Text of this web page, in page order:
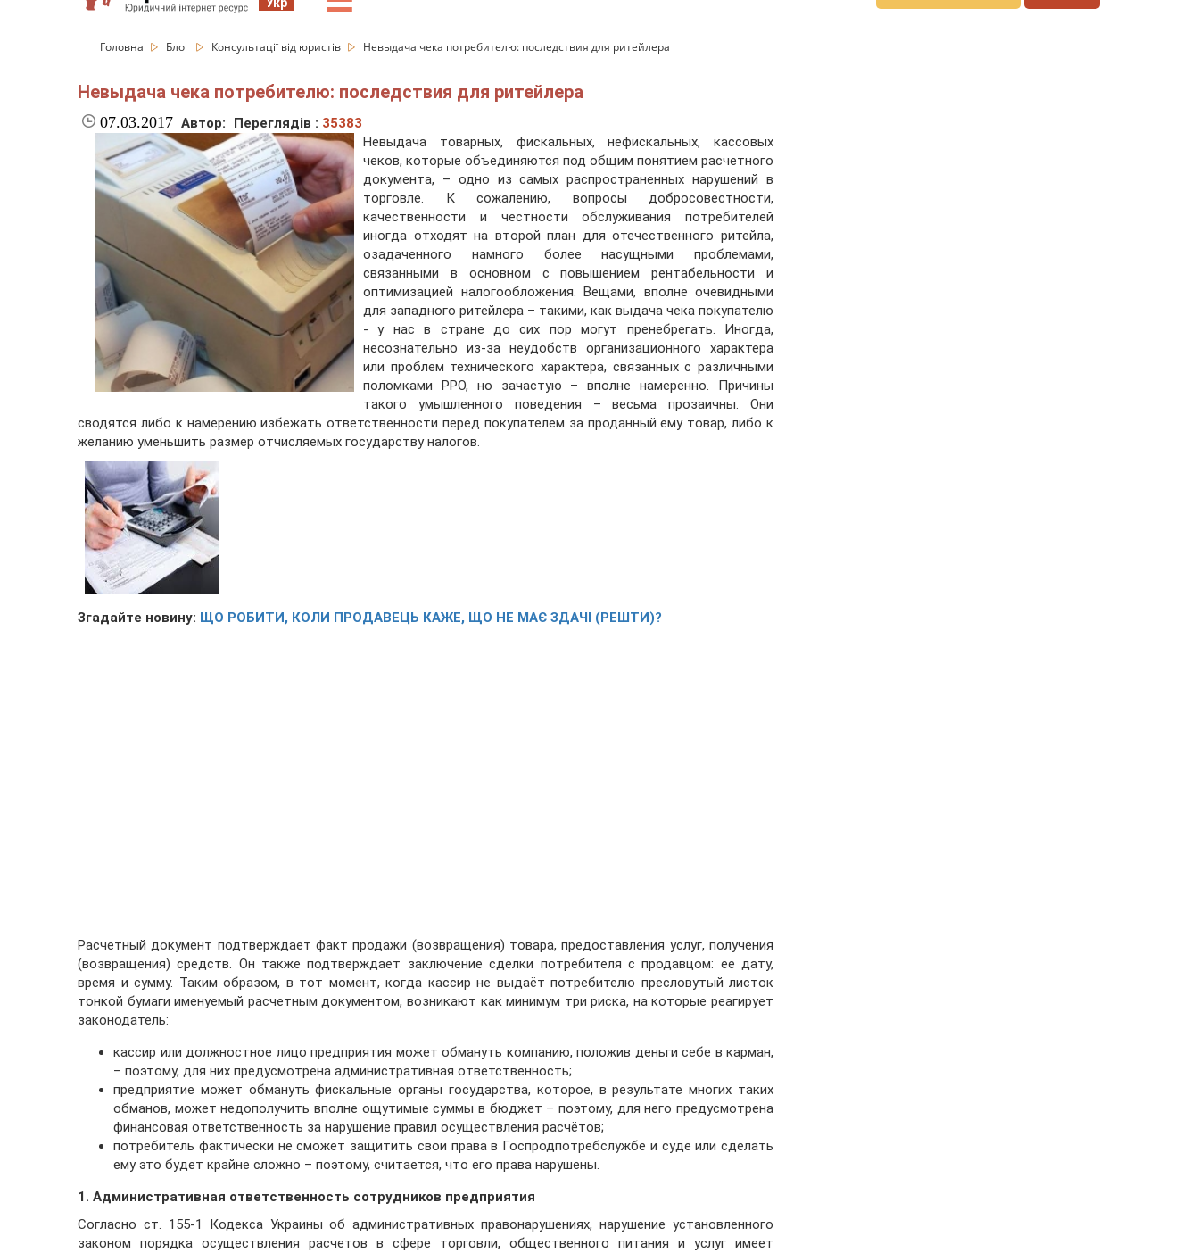
Головна Блог Консультації від юристів Невыдача чека потребителю: последствия для ритейлера
Невыдача чека потребителю: последствия для ритейлера
07.03.2017 Автор: Переглядів : 35383
Невыдача товарных, фискальных, нефискальных, кассовых
чеков, которые объединяются под общим понятием расчетного
документа, – одно из самых распространенных нарушений в
торговле. К сожалению, вопросы добросовестности,
качественности и честности обслуживания потребителей
иногда отходят на второй план для отечественного ритейла,
озадаченного намного более насущными проблемами,
связанными в основном с повышением рентабельности и
оптимизацией налогообложения. Вещами, вполне очевидными
для западного ритейлера – такими, как выдача чека покупателю
- у нас в стране до сих пор могут пренебрегать. Иногда,
несознательно из-за неудобств организационного характера
или проблем технического характера, связанных с различными
поломками РРО, но зачастую – вполне намеренно. Причины
такого умышленного поведения – весьма прозаичны. Они
сводятся либо к намерению избежать ответственности перед покупателем за проданный ему товар, либо к
желанию уменьшить размер отчисляемых государству налогов.
Згадайте новину: ЩО РОБИТИ, КОЛИ ПРОДАВЕЦЬ КАЖЕ, ЩО НЕ МАЄ ЗДАЧІ (РЕШТИ)?
Расчетный документ подтверждает факт продажи (возвращения) товара, предоставления услуг, получения
(возвращения) средств. Он также подтверждает заключение сделки потребителя с продавцом: ее дату,
время и сумму. Таким образом, в тот момент, когда кассир не выдаёт потребителю пресловутый листок
тонкой бумаги именуемый расчетным документом, возникают как минимум три риска, на которые реагирует
законодатель:
кассир или должностное лицо предприятия может обмануть компанию, положив деньги себе в карман,
– поэтому, для них предусмотрена административная ответственность;
предприятие может обмануть фискальные органы государства, которое, в результате многих таких
обманов, может недополучить вполне ощутимые суммы в бюджет – поэтому, для него предусмотрена
финансовая ответственность за нарушение правил осуществления расчётов;
потребитель фактически не сможет защитить свои права в Госпродпотребслужбе и суде или сделать
ему это будет крайне сложно – поэтому, считается, что его права нарушены.
1. Административная ответственность сотрудников предприятия
Согласно ст. 155-1 Кодекса Украины об административных правонарушениях, нарушение установленного
законом порядка осуществления расчетов в сфере торговли, общественного питания и услуг имеет